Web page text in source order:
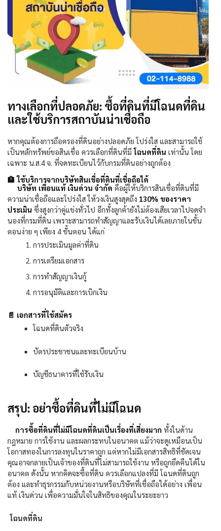
ทางเลือกที่ปลอดภัย: ซื้อที่ดินที่มีโฉนดที่ดิน
และใช้บริการสถาบันน่าเชื่อถือ
หากคุณต้องการถือครองที่ดินอย่างปลอดภัย โปร่งใส และสามารถใช้
เป็นหลักทรัพย์ขอสินเชื่อ ควรเลือกที่ดินที่มี โฉนดที่ดิน เท่านั้น โดย
เฉพาะ น.ส. 4 จ. ที่จดทะเบียนไว้กับกรมที่ดินอย่างถูกต้อง
🏦 ใช้บริการจากบริษัทสินเชื่อที่ดินที่เชื่อถือได้
บริษัท เพื่อนแท้ เงินด่วน จำกัด คือผู้ให้บริการสินเชื่อที่ดินที่มี
ความน่าเชื่อถือและโปร่งใส ให้วงเงินสูงสุดถึง 130% ของราคา
ประเมิน ซึ่งสูงกว่าคู่แข่งทั่วไป อีกทั้งลูกค้ายังไม่ต้องเสียเวลาไปจดจำ
นองที่กรมที่ดิน เพราะสามารถทำสัญญาและรับเงินได้เลยภายในขั้น
ตอนง่าย ๆ เพียง 4 ขั้นตอน ได้แก่
การประเมินมูลค่าที่ดิน
การเตรียมเอกสาร
การทำสัญญาเงินกู้
การอนุมัติและการเบิกเงิน
📄 เอกสารที่ใช้สมัคร
โฉนดที่ดินตัวจริง
บัตรประชาชนและทะเบียนบ้าน
บัญชีธนาคารที่ใช้รับเงิน
สรุป: อย่าซื้อที่ดินที่ไม่มีโฉนด
การซื้อที่ดินที่ไม่มีโฉนดที่ดินเป็นเรื่องที่เสี่ยงมาก ทั้งในด้าน
กฎหมาย การใช้งาน และผลกระทบในอนาคต แม้ว่าจะดูเหมือนเป็น
โอกาสทองในการลงทุนในราคาถูก แต่หากไม่มีเอกสารสิทธิที่ชัดเจน
คุณอาจกลายเป็นเจ้าของที่ดินที่ไม่สามารถใช้งาน หรือถูกยึดคืนได้ใน
อนาคต ดังนั้น หากคิดจะซื้อที่ดิน ควรเลือกแปลงที่มี โฉนดที่ดินถูก
ต้อง และทำธุรกรรมกับหน่วยงานหรือบริษัทที่เชื่อถือได้อย่าง เพื่อน
แท้ เงินด่วน เพื่อความมั่นใจในสิทธิของคุณในระยะยาว
โฉนดที่ดิน